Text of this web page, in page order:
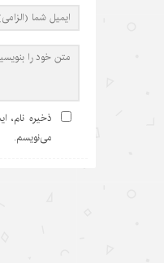
ذخیره نام،
می‌نویسم.